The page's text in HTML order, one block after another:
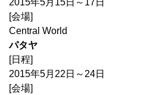
2015年5月15日～17日
[会場]
Central World
パタヤ
[日程]
2015年5月22日～24日
[会場]